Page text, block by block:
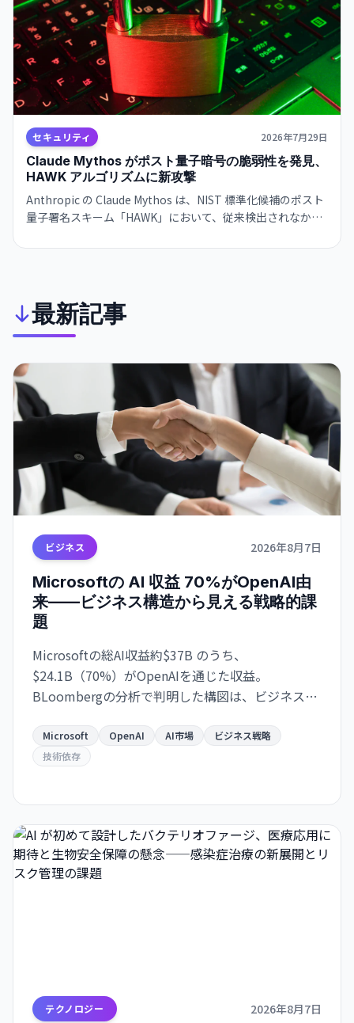
セキュリティ 2026年7月29日
Claude Mythos がポスト量子暗号の脆弱性を発見、
HAWK アルゴリズムに新攻撃
Anthropic の Claude Mythos は、NIST 標準化候補のポスト
量子署名スキーム「HAWK」において、従来検出されなかっ
ターネット通信を支える暗号基盤の脆弱性を AI が指摘した
最新記事
ビジネス 2026年8月7日
Microsoftの AI 収益 70%がOpenAI由
来——ビジネス構造から見える戦略的課
題
Microsoftの総AI収益約$37B のうち、
$24.1B（70%）がOpenAIを通じた収益。
BLoombergの分析で判明した構図は、ビジネスの
務を浮き彫りにします。
Microsoft OpenAI AI市場
ビジネス戦略
技術依存
テクノロジー 2026年8月7日